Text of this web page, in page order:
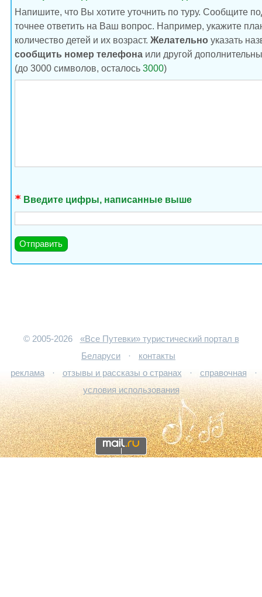
Напишите, что Вы хотите уточнить по туру. Сообщите
точнее ответить на Ваш вопрос. Например, укажите
количество детей и их возраст. Желательно указать
сообщить номер телефона или другой
(до 3000 символов, осталось 3000)
Введите цифры, написанные выше
© 2005-2026
«Все Путевки» туристический портал в
Беларуси
·
контакты
реклама
· отзывы и рассказы о странах · справочная
·
условия использования